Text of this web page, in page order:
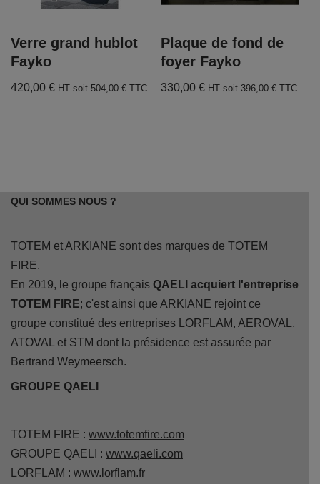
Verre grand hublot
Fayko
420,00 € HT soit 504,00 € TTC
Plaque de fond de
foyer Fayko
330,00 € HT soit 396,00 €TTC
QUI SOMMES NOUS ?
TOTEM et ARKIANE sont des marques de TOTEM
FIRE.
En 2019, le groupe français QAELI acquiert l'entreprise
TOTEM FIRE; c'est ainsi que ARKIANE rejoint ce
groupe constitué des entreprises LORFLAM, AEROVAL,
ATOVAL et STM dont la présidence est assurée par
Bertrand Weymeersch.
GROUPE QAELI
TOTEM FIRE : www.totemfire.com
GROUPE QAELI : www.qaeli.com
LORFLAM : www.lorflam.fr